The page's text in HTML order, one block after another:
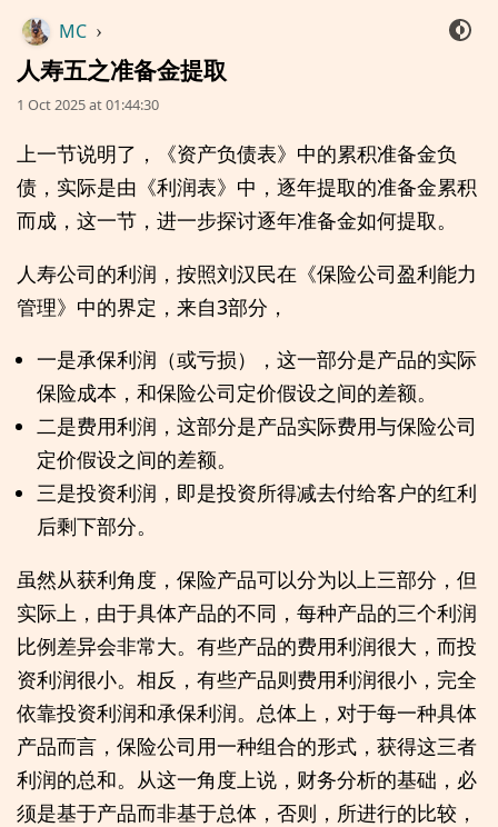
MC ›
人寿五之准备金提取
1 Oct 2025 at 01:44:30
上一节说明了，《资产负债表》中的累积准备金负
债，实际是由《利润表》中，逐年提取的准备金累积
而成，这一节，进一步探讨逐年准备金如何提取。
人寿公司的利润，按照刘汉民在《保险公司盈利能力
管理》中的界定，来自3部分，
一是承保利润（或亏损），这一部分是产品的实际
保险成本，和保险公司定价假设之间的差额。
二是费用利润，这部分是产品实际费用与保险公司
定价假设之间的差额。
三是投资利润，即是投资所得减去付给客户的红利
后剩下部分。
虽然从获利角度，保险产品可以分为以上三部分，但
实际上，由于具体产品的不同，每种产品的三个利润
比例差异会非常大。有些产品的费用利润很大，而投
资利润很小。相反，有些产品则费用利润很小，完全
依靠投资利润和承保利润。总体上，对于每一种具体
产品而言，保险公司用一种组合的形式，获得这三者
利润的总和。从这一角度上说，财务分析的基础，必
须是基于产品而非基于总体，否则，所进行的比较，